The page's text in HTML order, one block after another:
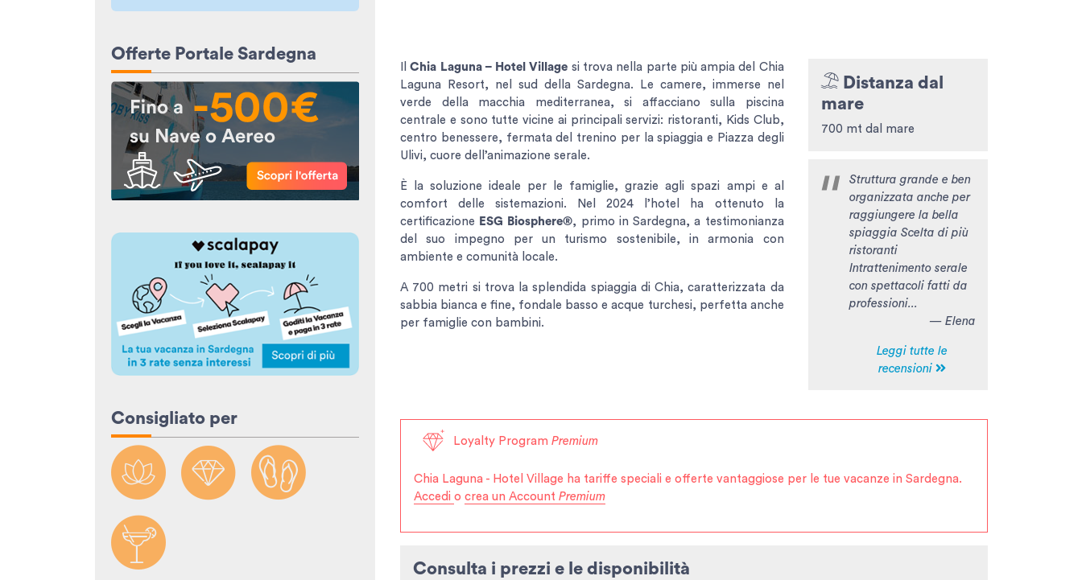
Offerte Portale Sardegna
Consigliato per
IlChia Laguna – Hotel Village si trova nella parte più ampia del Chia
Laguna Resort, nel sud della Sardegna. Le camere, immerse nel
verde della macchia mediterranea, si affacciano sulla piscina
centrale e sono tutte vicine ai principali servizi: ristoranti, Kids Club,
centro benessere, fermata del trenino per la spiaggia e Piazza degli
Ulivi, cuore dell’animazione serale.
È la soluzione ideale per le famiglie, grazie agli spazi ampi e al
comfort delle sistemazioni. Nel 2024 l’hotel ha ottenuto la
certificazione ESG Biosphere®, primo in Sardegna, a testimonianza
del suo impegno per un turismo sostenibile, in armonia con
ambiente e comunità locale.
A 700 metri si trova la splendida spiaggia di Chia, caratterizzata da
sabbia bianca e fine, fondale basso e acque turchesi, perfetta anche
per famiglie con bambini.
Distanza dal
mare
700 mt dal mare
Struttura grande e ben
organizzata anche per
raggiungere la bella
spiaggia Scelta di più
ristoranti
Intrattenimento serale
con spettacoli fatti da
professioni...
— Elena
Leggi tutte le
recensioni
Loyalty ProgramPremium
Chia Laguna - Hotel Village ha tariffe speciali e offerte vantaggiose per le tue vacanze in Sardegna.
Accedi o crea un Account Premium
Consulta i prezzi e le disponibilità